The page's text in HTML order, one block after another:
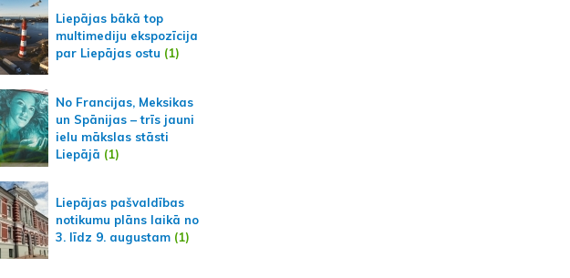
Liepājas bākā top
multimediju ekspozīcija
par Liepājas ostu (1)
No Francijas, Meksikas
un Spānijas – trīs jauni
ielu mākslas stāsti
Liepājā (1)
Liepājas pašvaldības
notikumu plāns laikā no
3. līdz 9. augustam (1)